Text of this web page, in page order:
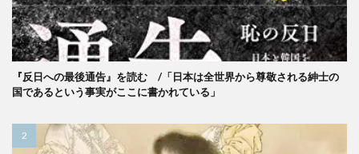
『反日への最後通告』を読む /「日本は全世界から尊敬される紳士の
国であるという事実がここに書かれている」